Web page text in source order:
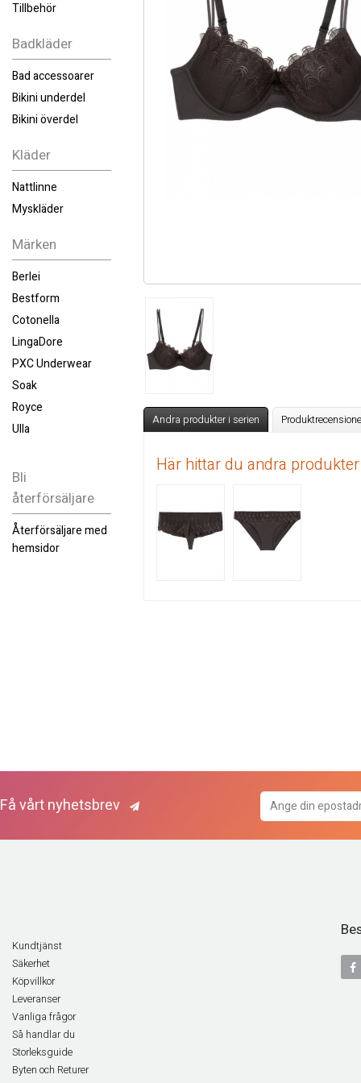
Tillbehör
Badkläder
Bad accessoarer
Bikini underdel
Bikini överdel
Kläder
Nattlinne
Myskläder
Märken
Berlei
Bestform
Cotonella
LingaDore
PXC Underwear
Soak
Royce
Ulla
Bli
återförsäljare
Återförsäljare med
hemsidor
Andra produkter i serien
Här hittar du andra
Få vårt nyhetsbrev
Kundtjänst
Säkerhet
Köpvillkor
Leveranser
Vanliga frågor
Så handlar du
Storleksguide
Byten och Returer